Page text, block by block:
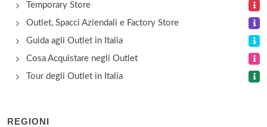
via Latina 57/f, Roma
Andrea Fabiani
via Frattina 126/127, Roma
Temporary Store
Outlet, Spacci Aziendali e Factory Store
Guida agli Outlet in Italia
Cosa Acquistare negli Outlet
Tour degli Outlet in Italia
REGIONI